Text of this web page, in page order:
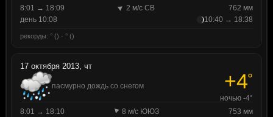
8:01 → 18:09
2 м/с СВ
762 мм
день 10:08
10:40 → 18:38
рекорды: ° () · ° ()
17 октября 2013, чт
пасмурно дождь со снегом +4°
ночью -4°
8:01 → 18:10
8 м/с ЮЮЗ
753 мм